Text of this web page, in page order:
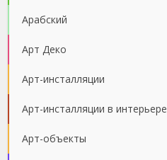
Арабский
Арт Деко
Арт-инсталляции
Арт-инсталляции в интерьере
Арт-объекты